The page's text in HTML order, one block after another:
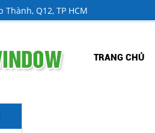
Thành, Q12, TP HCM
TRANG CHỦ